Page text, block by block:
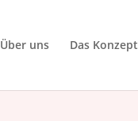
Über uns Das Konzept